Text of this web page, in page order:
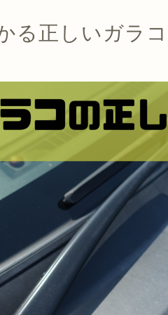
る正しいガラ